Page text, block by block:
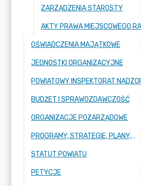
ZARZĄDZENIA STAROSTY
OŚWIADCZENIA MAJĄTKOWE
JEDNOSTKI ORGANIZACYJNE
BUDŻET I SPRAWOZDAWCZOŚĆ
ORGANIZACJE POZARZĄDOWE
PROGRAMY, STRATEGIE, PLANY, RAPORTY
STATUT POWIATU
PETYCJE